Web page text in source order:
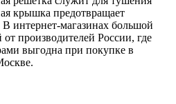
крышка предотвращает
интернет-магазинах большой
производителей России, где
выгодна при покупке в